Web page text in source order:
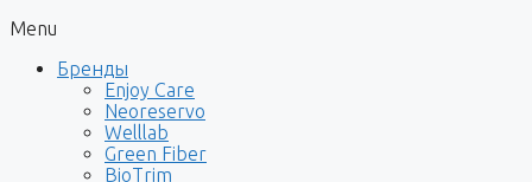
Menu
Бренды
Enjoy Care
Neoreservo
Welllab
Green Fiber
BioTrim